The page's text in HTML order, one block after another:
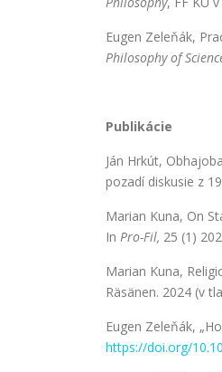
Eugen Zeleňák,
Philosophy of
Publikácie
Ján Hrkút,
pozadí diskusie z
Marian Kuna, On
In Pro-Fil, 25 (1)
Marian Kuna,
Räsänen. 2024 (v
Eugen Zeleňák,
https://doi.org/